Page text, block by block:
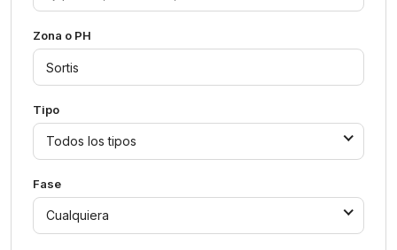
Zona o PH
Tipo
Todos los tipos
Fase
Cualquiera